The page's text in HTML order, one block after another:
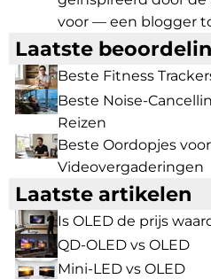
voor — een blogger
Laatste
Beste Fitness
Beste Noise-
Reizen
Beste Oordopjes
Videovergaderingen
Laatste artikelen
Is OLED de prijs
QD-OLED vs OLED
Mini-LED vs OLED